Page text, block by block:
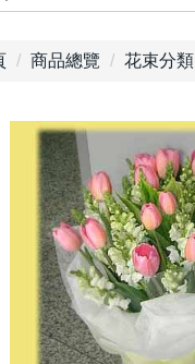
商品總覽 花束分類